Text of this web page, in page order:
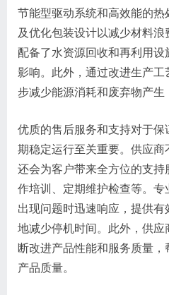
节能型驱动系统和高效能的热
及优化包装设计以减少材料
配备了水资源回收和再利用
影响。此外，通过改进生产
步减少能源消耗和废弃物产生
优质的售后服务和支持对于
期稳定运行至关重要。供应商
还会为客户带来全方位的支
作培训、定期维护检查等。
出现问题时迅速响应，提供
地减少停机时间。此外，供
断改进产品性能和服务质量
产品质量。